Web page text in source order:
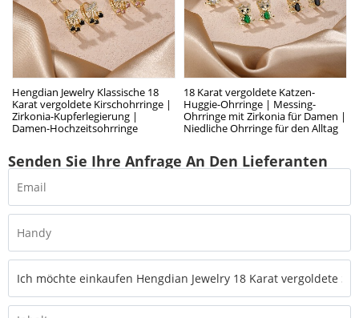
Hengdian Jewelry Klassische 18
Karat vergoldete Kirschohrringe |
Zirkonia-Kupferlegierung |
Damen-Hochzeitsohrringe
18 Karat vergoldete Katzen-
Huggie-Ohrringe | Messing-
Ohrringe mit Zirkonia für Damen |
Niedliche Ohrringe für den Alltag
Senden Sie Ihre Anfrage An Den Lieferanten